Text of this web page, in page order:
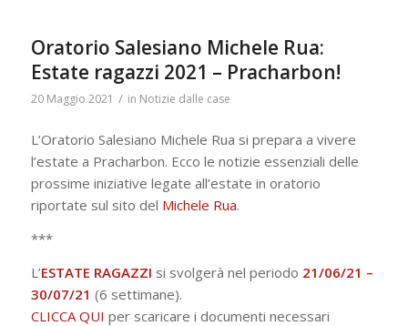
Oratorio Salesiano Michele Rua:
Estate ragazzi 2021 – Pracharbon!
20 Maggio 2021 / in Notizie dalle case
L’Oratorio Salesiano Michele Rua si prepara a vivere
l’estate a Pracharbon. Ecco le notizie essenziali delle
prossime iniziative legate all’estate in oratorio
riportate sul sito del Michele Rua.
***
L’ESTATE RAGAZZI si svolgerà nel periodo 21/06/21 –
30/07/21 (6 settimane).
CLICCA QUI per scaricare i documenti necessari